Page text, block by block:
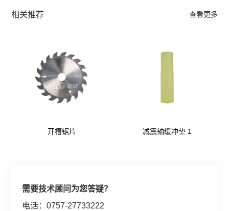
相关推荐 查看更多
开槽锯片 减震轴缓冲垫 1
需要技术顾问为您答疑？
电话：0757-27733222